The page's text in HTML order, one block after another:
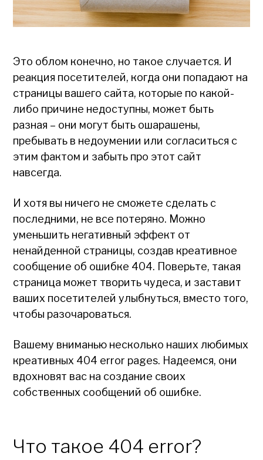
Это облом конечно, но такое случается. И
реакция посетителей, когда они попадают на
страницы вашего сайта, которые по какой-
либо причине недоступны, может быть
разная – они могут быть ошарашены,
пребывать в недоумении или согласиться с
этим фактом и забыть про этот сайт
навсегда.
И хотя вы ничего не сможете сделать с
последними, не все потеряно. Можно
уменьшить негативный эффект от
ненайденной страницы, создав креативное
сообщение об ошибке 404. Поверьте, такая
страница может творить чудеса, и заставит
ваших посетителей улыбнуться, вместо того,
чтобы разочароваться.
Вашему вниманью несколько наших любимых
креативных 404 error pages. Надеемся, они
вдохновят вас на создание своих
собственных сообщений об ошибке.
Что такое 404 error?